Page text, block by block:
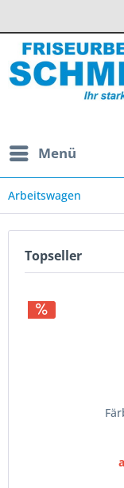
Menü
Arbeitswagen
Topseller